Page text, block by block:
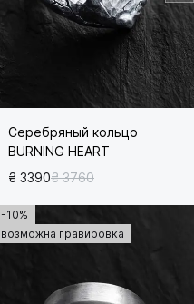
Серебряный кольцо
BURNING HEART
₴ 3390₴ 3760
-10%
возможна гравировка